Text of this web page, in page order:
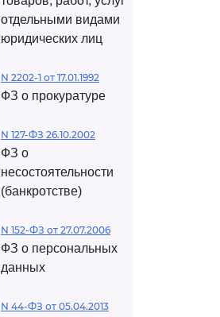
отдельными видами
юридических лиц
N 2202-1 от 17.01.1992
ФЗ о прокуратуре
N 127-ФЗ 26.10.2002
ФЗ о
несостоятельности
(банкротстве)
N 152-ФЗ от 27.07.2006
ФЗ о персональных
данных
N 44-ФЗ от 05.04.2013